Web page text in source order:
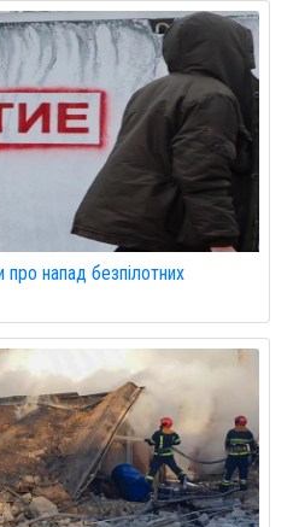
напад безпілотних